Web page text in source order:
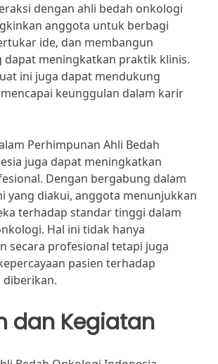
dengan ahli bedah onkologi
anggota untuk berbagi
ide, dan membangun
dapat meningkatkan praktik klinis.
ini juga dapat mendukung
keunggulan dalam karir
Perhimpunan Ahli Bedah
juga dapat meningkatkan
Dengan bergabung dalam
yang diakui, anggota menunjukkan
terhadap standar tinggi dalam
Hal ini tidak hanya
secara profesional tetapi juga
pasien terhadap
diberikan.
dan Kegiatan